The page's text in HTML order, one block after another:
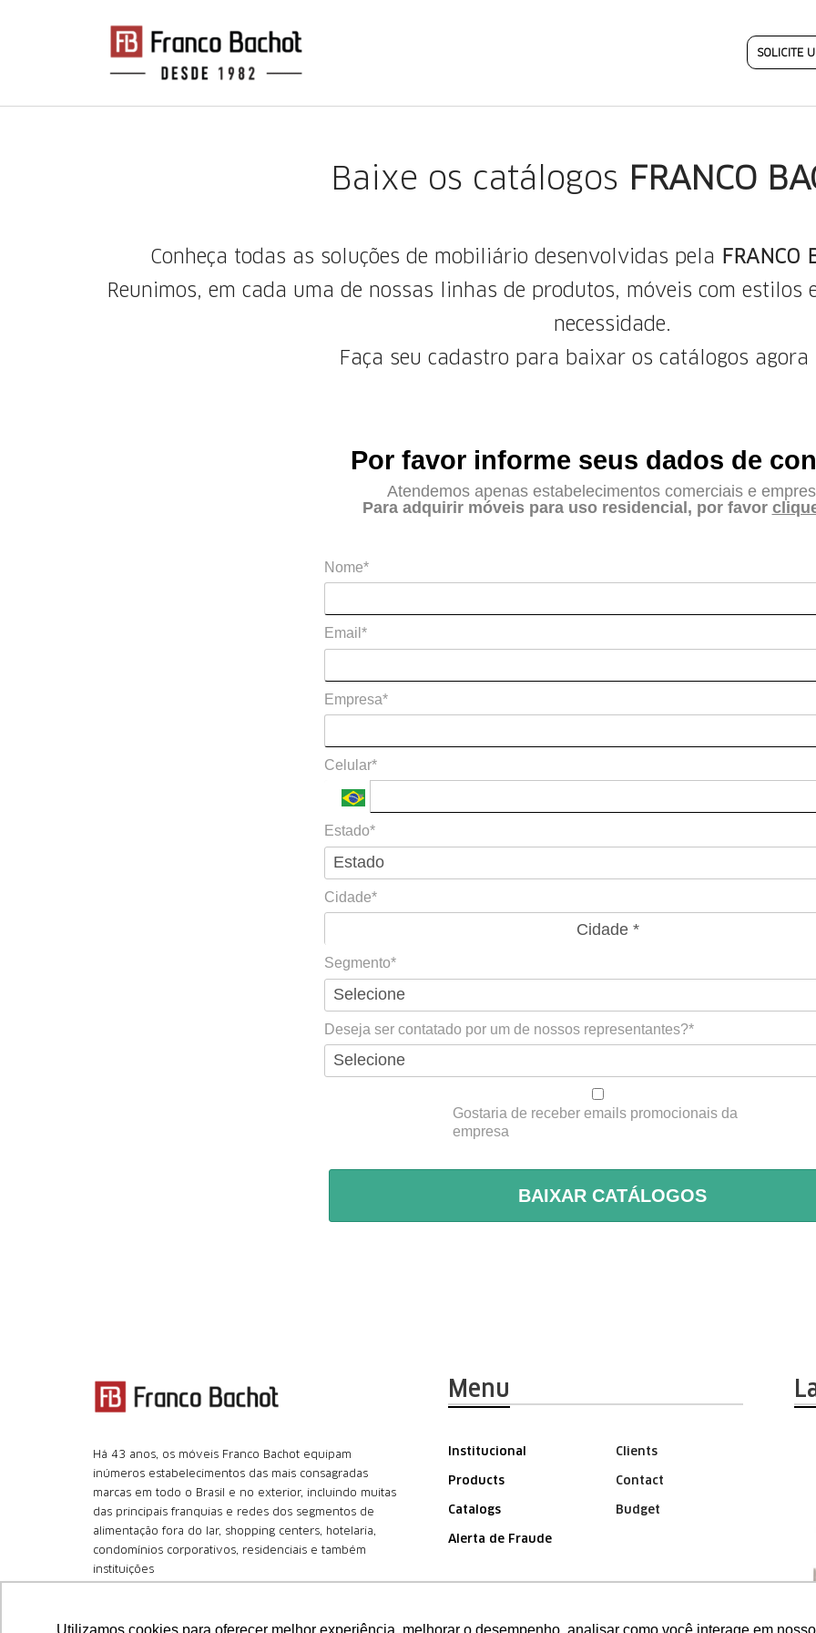
Utilizamos cookies para oferecer melhor experiência, melhorar o desempenho, analisar como você interage em
SOLICITE
Baixe os catálogos FRANCO
Conheça todas as soluções de mobiliário desenvolvidas pela FRANCO
Reunimos, em cada uma de nossas linhas de produtos, móveis com
necessidade.
Faça seu cadastro para baixar os catálogos agora
Por favor informe seus dados de
Atendemos apenas estabelecimentos comerciais e
Para adquirir móveis para uso residencial, por favor
Nome*
Email*
Empresa*
Celular*
Estado*
Cidade*
Cidade *
Segmento*
Deseja ser contatado por um de nossos representantes?*
Gostaria de receber emails promocionais da
empresa
BAIXAR CATÁLOGOS
Há 43 anos, os móveis Franco Bachot equipam
inúmeros estabelecimentos das mais consagradas
marcas em todo o Brasil e no exterior, incluindo muitas
das principais franquias e redes dos segmentos de
alimentação fora do lar, shopping centers, hotelaria,
condomínios corporativos, residenciais e também
instituições
Menu
Institucional
Products
Catalogs
Alerta de Fraude
Clients
Contact
Budget